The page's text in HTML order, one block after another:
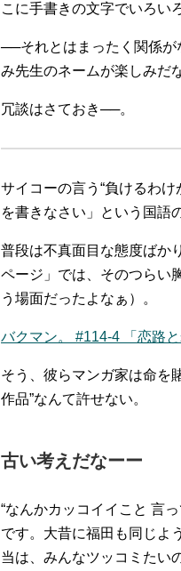
こに手書きの文字でいろい
──それとはまったく関係が
み先生のネームが楽しみだ
冗談はさておき──。
サイコーの言う 負けるわけ
を書きなさい」という国語
普段は不真面目な態度ばか
ページ」では、そのつらい
う場面だったよなぁ）。
バクマン。 #114-4 「恋路
そう、彼らマンガ家は命を
作品 なんて許せない。
古い考えだなーー
なんかカッコイイこと 言っ
です。大昔に福田も同じよ
当は、みんなツッコミたい